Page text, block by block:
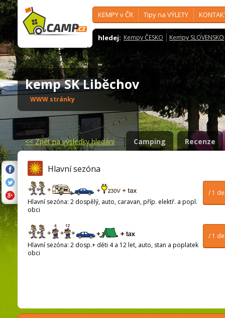
KEMPY v ČR Tipy na VÝLETY
hledej: Kempy ČESKO Kempy SLOVENSKO
kemp SK Liběchov
WWW stránky
<<Zpět na výsledky hledání Camping Recenze
Hlavní sezóna
/ 1
Hlavní sezóna: 2 dospělý, auto, caravan, příp. elektř. a popl.
obci
/ 1
Hlavní sezóna: 2 dosp.+ děti 4 a 12 let, auto, stan a poplatek
obci